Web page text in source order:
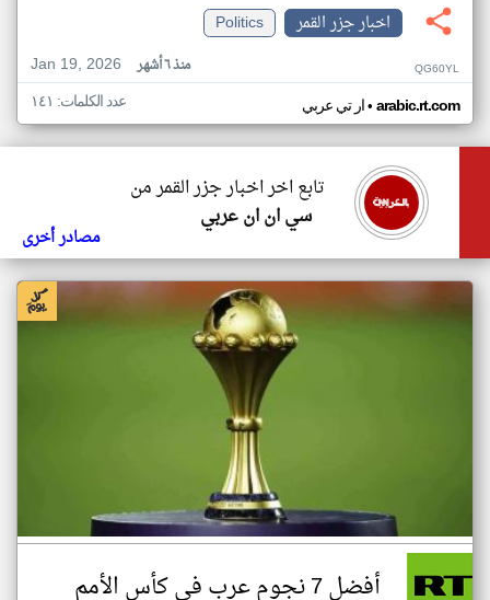
اخبار جزر القمر
Politics
Jan 19, 2026
منذ ٦ أشهر QG60YL
ار تي عربي• arabic.rt.com عدد الكلمات: ١٤١
تابع اخر اخبار جزر القمر من
سي ان ان عربي
مصادر أخرى
أفضل 7 نجوم عرب في كأس الأمم